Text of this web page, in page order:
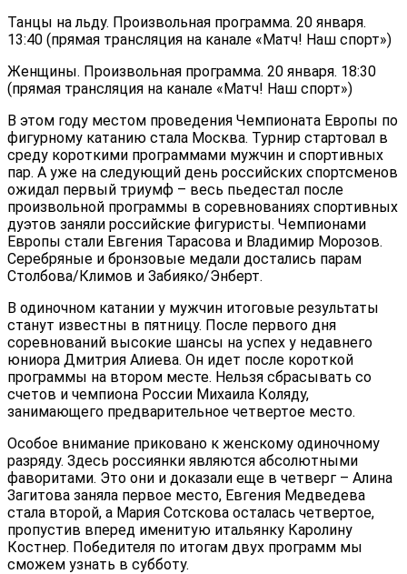
Танцы на льду. Произвольная программа. 20 января.
13:40 (прямая трансляция на канале «Матч! Наш спорт»)
Женщины. Произвольная программа. 20 января. 18:30
(прямая трансляция на канале «Матч! Наш спорт»)
В этом году местом проведения Чемпионата Европы по
фигурному катанию стала Москва. Турнир стартовал в
среду короткими программами мужчин и спортивных
пар. А уже на следующий день российских спортсменов
ожидал первый триумф – весь пьедестал после
произвольной программы в соревнованиях спортивных
дуэтов заняли российские фигуристы. Чемпионами
Европы стали Евгения Тарасова и Владимир Морозов.
Серебряные и бронзовые медали достались парам
Столбова/Климов и Забияко/Энберт.
В одиночном катании у мужчин итоговые результаты
станут известны в пятницу. После первого дня
соревнований высокие шансы на успех у недавнего
юниора Дмитрия Алиева. Он идет после короткой
программы на втором месте. Нельзя сбрасывать со
счетов и чемпиона России Михаила Коляду,
занимающего предварительное четвертое место.
Особое внимание приковано к женскому одиночному
разряду. Здесь россиянки являются абсолютными
фаворитами. Это они и доказали еще в четверг – Алина
Загитова заняла первое место, Евгения Медведева
стала второй, а Мария Сотскова осталась четвертое,
пропустив вперед именитую итальянку Каролину
Костнер. Победителя по итогам двух программ мы
сможем узнать в субботу.